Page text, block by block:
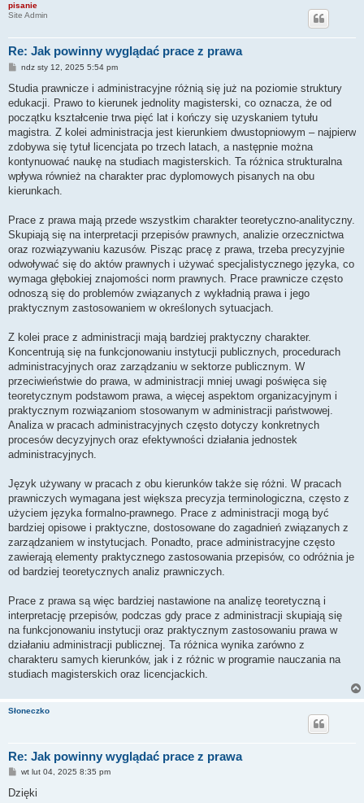
pisanie
Site Admin
Re: Jak powinny wyglądać prace z prawa
P
s
ndz sty 12, 2025 5:54 pm
Studia prawnicze i administracyjne różnią się już na poziomie struktury
edukacji. Prawo to kierunek jednolity magisterski, co oznacza, że od
początku kształcenie trwa pięć lat i kończy się uzyskaniem tytułu
magistra. Z kolei administracja jest kierunkiem dwustopniowym – najpierw
zdobywa się tytuł licencjata po trzech latach, a następnie można
kontynuować naukę na studiach magisterskich. Ta różnica strukturalna
wpływa również na charakter prac dyplomowych pisanych na obu
kierunkach.
Prace z prawa mają przede wszystkim charakter teoretyczno-analityczny.
Skupiają się na interpretacji przepisów prawnych, analizie orzecznictwa
oraz rozwiązywaniu kazusów. Pisząc pracę z prawa, trzeba precyzyjnie
odwoływać się do aktów prawnych i używać specjalistycznego języka, co
wymaga głębokiej znajomości norm prawnych. Prace prawnicze często
odnoszą się do problemów związanych z wykładnią prawa i jego
praktycznym zastosowaniem w określonych sytuacjach.
Z kolei prace z administracji mają bardziej praktyczny charakter.
Koncentrują się na funkcjonowaniu instytucji publicznych, procedurach
administracyjnych oraz zarządzaniu w sektorze publicznym. W
przeciwieństwie do prawa, w administracji mniej uwagi poświęca się
teoretycznym podstawom prawa, a więcej aspektom organizacyjnym i
praktycznym rozwiązaniom stosowanym w administracji państwowej.
Analiza w pracach administracyjnych często dotyczy konkretnych
procesów decyzyjnych oraz efektywności działania jednostek
administracyjnych.
Język używany w pracach z obu kierunków także się różni. W pracach
prawniczych wymagana jest większa precyzja terminologiczna, często z
użyciem języka formalno-prawnego. Prace z administracji mogą być
bardziej opisowe i praktyczne, dostosowane do zagadnień związanych z
zarządzaniem w instytucjach. Ponadto, prace administracyjne często
zawierają elementy praktycznego zastosowania przepisów, co odróżnia je
od bardziej teoretycznych analiz prawniczych.
Prace z prawa są więc bardziej nastawione na analizę teoretyczną i
interpretację przepisów, podczas gdy prace z administracji skupiają się
na funkcjonowaniu instytucji oraz praktycznym zastosowaniu prawa w
działaniu administracji publicznej. Ta różnica wynika zarówno z
charakteru samych kierunków, jak i z różnic w programie nauczania na
studiach magisterskich oraz licencjackich.
Słoneczko
Re: Jak powinny wyglądać prace z prawa
P
s
wt lut 04, 2025 8:35 pm
Dzięki